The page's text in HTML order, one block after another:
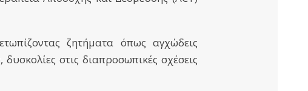
ζητήματα όπως αγχώδεις
στις διαπροσωπικές σχέσεις